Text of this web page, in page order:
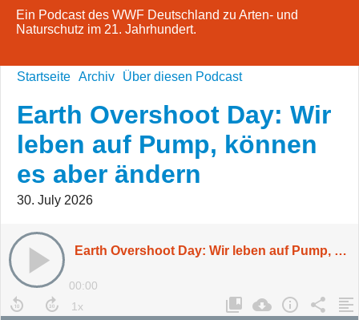
Ein Podcast des WWF Deutschland zu Arten- und
Naturschutz im 21. Jahrhundert.
Startseite Archiv Über diesen Podcast
Earth Overshoot Day: Wir
leben auf Pump, können
es aber ändern
30. July 2026
Earth Overshoot Day: Wir leben auf Pump, können es aber ändern
00:00